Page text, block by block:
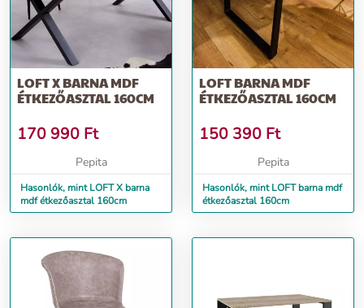
LOFT X BARNA MDF
ÉTKEZŐASZTAL 160CM
170 990 Ft
Pepita
Hasonlók, mint LOFT X barna
mdf étkezőasztal 160cm
LOFT BARNA MDF
ÉTKEZŐASZTAL 160CM
150 390 Ft
Pepita
Hasonlók, mint LOFT barna mdf
étkezőasztal 160cm